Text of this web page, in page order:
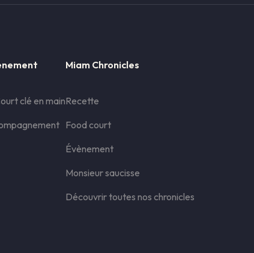
clé en main
Miam Chronicles
Recette
Food court
Évènement
Monsieur saucisse
Découvrir toutes nos chronicles